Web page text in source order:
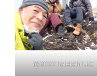
@2022 halekahi LLC